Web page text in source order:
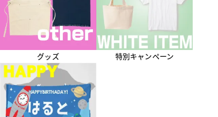
グッズ 特別キャンペーン